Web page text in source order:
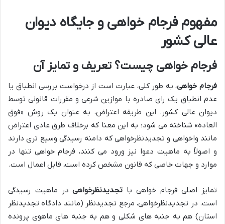
مفهوم فرجام خواهی و جایگاه دیوان
عالی کشور
فرجام خواهی چیست؟ تعریف و تمایز آن
فرجام خواهی، به طور کلی، عبارت است از درخواست بررسی انطباق یا
عدم انطباق یک رای صادره با موازین شرعی و مقررات قانونی توسط
دیوان عالی کشور. این طریقه اعتراض، به عنوان یک روش «فوق
العاده» شناخته می شود؛ به این معنا که برخلاف طرق عادی اعتراض
مانند واخواهی و تجدیدنظرخواهی که دامنه رسیدگی وسیع تری دارند
و اصولاً به ماهیت دعوا نیز ورود می کنند، فرجام خواهی تنها در
موارد و جهات خاصی که قانون مشخص کرده است، قابل اعمال است.
تمایز اصلی فرجام خواهی با تجدیدنظرخواهیدر ماهیت رسیدگی
است. در تجدیدنظرخواهی، مرجع تجدیدنظر (مانند دادگاه تجدیدنظر
استان) هم به جنبه های شکلی و هم به جنبه های ماهوی پرونده